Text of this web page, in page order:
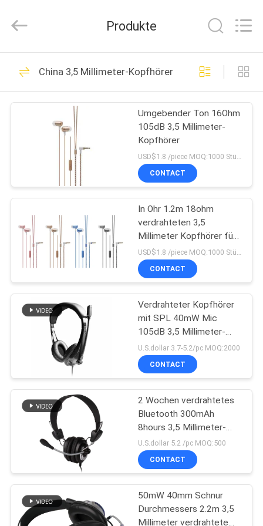
HAUS
PRODUKTE
FABRIK-
AUSFLUG
QUALITÄTSKONTROLLE
TRETEN
SIE
VERBINDUNG
FORDERN
ZITAT
Co,ltd.
Verdrahteter
Bluetooth-Kopfhörer
23
Rauschunterdrückungs-
Bluetooth-Kopfhörer
42
Stereo-Bluetooth-
Kopfhörer
Hifibluetooth-
Kopfhörer
Produkte
China 3,5 Millimeter-Kopfhörer
Umgebender Ton 16Ohm
105dB 3,5 Millimeter-
Kopfhörer
USD$1.8 /piece MOQ:1000 Stücke pro Einzelteile
CONTACT
In Ohr 1.2m 18ohm
verdrahteten 3,5
Millimeter Kopfhörer für
Mikrofon
CONTACT
Verdrahteter Kopfhörer
mit SPL 40mW Mic
105dB 3,5 Millimeter-
Steckfassung
U.S.dollar 3.7-5.2/pc MOQ:2000
CONTACT
2 Wochen verdrahtetes
Bluetooth 300mAh
8hours 3,5 Millimeter-
Kopfhörer
U.S.dollar 5.2 /pc MOQ:500
CONTACT
50mW 40mm Schnur
Durchmessers 2.2m 3,5
Millimeter verdrahtete